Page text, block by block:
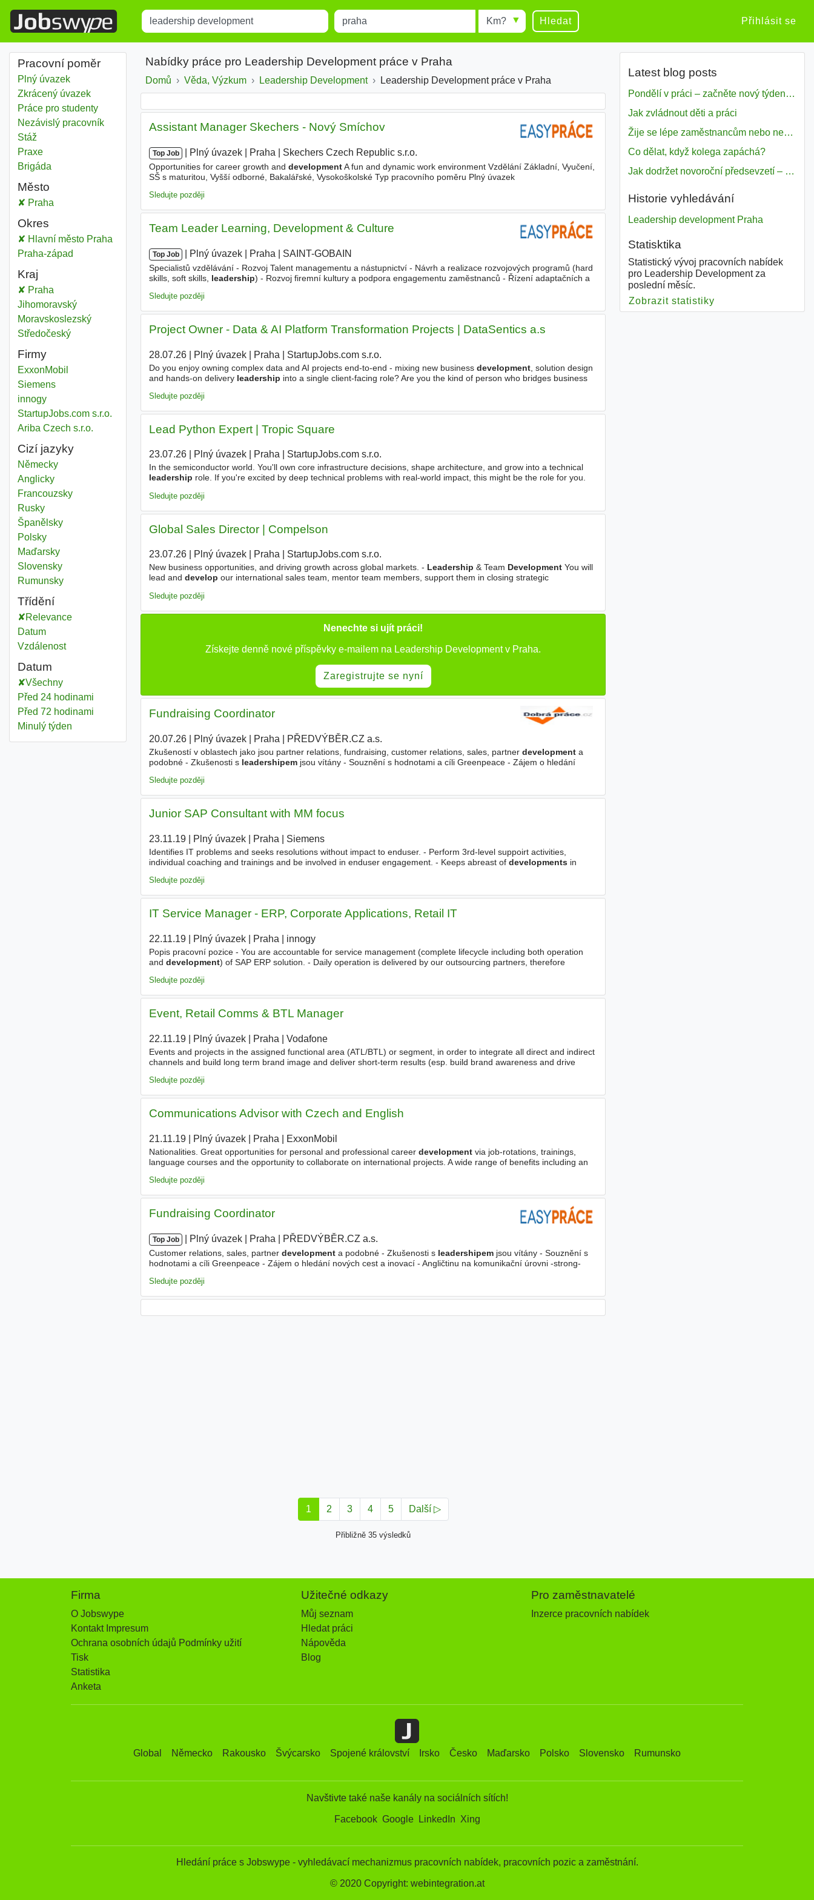
Title Místo Radius Hledat Přihlásit se
Pracovní poměr
Plný úvazek
Zkrácený úvazek
Práce pro studenty
Nezávislý pracovník
Stáž
Praxe
Brigáda
Město
Leadership development
Praha
Okres
Leadership development
Hlavní město Praha
Leadership development
Praha-západ
Kraj
Leadership development
Praha
Leadership development
JihomoravskýKraj
Leadership development
MoravskoslezskýKraj
Leadership development
StředočeskýKraj
Firmy
ExxonMobil
Siemens
innogy
StartupJobs.com s.r.o.
Ariba Czech s.r.o.
Cizí jazyky
Německy
Anglicky
Francouzsky
Rusky
Španělsky
Polsky
Maďarsky
Slovensky
Rumunsky
Třídění
Relevance
Datum
Vzdálenost
Datum
Všechny
Před 24 hodinami
Před 72 hodinami
Minulý týden
Nabídky práce pro Leadership Development práce v Praha
Domů Věda, Výzkum Leadership Development Leadership Development práce v Praha
Assistant Manager Skechers - Nový Smíchov
Top Job Plný úvazek Praha Skechers Czech Republic s.r.o.
Opportunities for career growth and developmentA fun and dynamic work environment Vzdělání Základní, Vyučení,
SŠ s maturitou, Vyšší odborné, Bakalářské, Vysokoškolské Typ pracovního poměru Plný úvazek
Sledujte později
Team Leader Learning, Development & Culture
Top Job Plný úvazek Praha SAINT-GOBAIN
Specialistů vzdělávání - Rozvoj Talent managementu a nástupnictví - Návrh a realizace rozvojových programů (hard
skills, soft skills, leadership) - Rozvoj firemní kultury a podpora engagementu zaměstnanců - Řízení adaptačních a
Sledujte později
Project Owner - Data & AI Platform Transformation Projects | DataSentics a.s
28.07.26| Plný úvazek| Praha StartupJobs.com s.r.o.
Do you enjoy owning complex data and AI projects end-to-end - mixing new business development, solution design
and hands-on delivery leadership into a single client-facing role? Are you the kind of person who bridges business
Sledujte později
Lead Python Expert | Tropic Square
23.07.26| Plný úvazek| Praha| StartupJobs.com s.r.o.
In the semiconductor world. You'll own core infrastructure decisions, shape architecture, and grow into a technical
leadership role. If you're excited by deep technical problems with real-world impact, this might be the role for you.
Sledujte později
Global Sales Director | Compelson
23.07.26| Plný úvazek| Praha StartupJobs.com s.r.o.
New business opportunities, and driving growth across global markets. - Leadership & Team DevelopmentYou will
lead and develop our international sales team, mentor team members, support them in closing strategic
Sledujte později
Nenechte si ujít práci!
Získejte denně nové příspěvky e-mailem na Leadership Development v Praha.
Zaregistrujte se nyní
Fundraising Coordinator
20.07.26| Plný úvazek| Praha PŘEDVÝBĚR.CZ a.s.
Zkušeností v oblastech jako jsou partner relations, fundraising, customer relations, sales, partner developmenta
podobné - Zkušenosti s leadershipemjsou vítány - Souznění s hodnotami a cíli Greenpeace - Zájem o hledání
Sledujte později
Junior SAP Consultant with MM focus
23.11.19| Plný úvazek| Praha Siemens|
Identifies IT problems and seeks resolutions without impact to enduser. - Perform 3rd-level suppoirt activities,
individual coaching and trainings and be involved in enduser engagement. - Keeps abreast of developmentsin
Sledujte později
IT Service Manager - ERP, Corporate Applications, Retail IT
22.11.19| Plný úvazek| Praha innogy|
Popis pracovní pozice - You are accountable for service management (complete lifecycle including both operation
and development) of SAP ERP solution. - Daily operation is delivered by our outsourcing partners, therefore
Sledujte později
Event, Retail Comms & BTL Manager
22.11.19| Plný úvazek| Praha Vodafone|
Events and projects in the assigned functional area (ATL/BTL) or segment, in order to integrate all direct and indirect
channels and build long term brand image and deliver short-term results (esp. build brand awareness and drive
Sledujte později
Communications Advisor with Czech and English
21.11.19| Plný úvazek| Praha ExxonMobil
Nationalities. Great opportunities for personal and professional career developmentvia job-rotations, trainings,
language courses and the opportunity to collaborate on international projects. A wide range of benefits including an
Sledujte později
Fundraising Coordinator
Top Job Plný úvazek Praha PŘEDVÝBĚR.CZ a.s.
Customer relations, sales, partner developmenta podobné - Zkušenosti s leadershipemjsou vítány - Souznění s
hodnotami a cíli Greenpeace - Zájem o hledání nových cest a inovací - Angličtinu na komunikační úrovni -strong-
Sledujte později
1 2 3 4 5 Další ▷
Přibližně 35 výsledků
Latest blog posts
Pondělí v práci – začněte nový týden s motivací
Jak zvládnout děti a práci
Žije se lépe zaměstnancům nebo nezavislým pracovníkům
Co dělat, když kolega zapáchá?
Jak dodržet novoroční předsevzetí – naše tipy pro dobrý začátek roku 2018
Historie vyhledávání
Leadership development Praha
Statisktika
Statistický vývoj pracovních nabídek
pro Leadership Development za
poslední měsíc.
Zobrazit statistiky
Firma
O Jobswype
Kontakt Impresum
Ochrana osobních údajů Podmínky užití
Tisk
Statistika
Anketa
Užitečné odkazy
Můj seznam
Hledat práci
Nápověda
Blog
Pro zaměstnavatelé
Inzerce pracovních nabídek
Global Německo Rakousko Švýcarsko Spojené království Irsko Česko Maďarsko Polsko Slovensko Rumunsko
Navštivte také naše kanály na sociálních sítích!
Facebook Google LinkedIn Xing
Hledání práce s Jobswype - vyhledávací mechanizmus pracovních nabídek, pracovních pozic a zaměstnání.
© 2020 Copyright: webintegration.at